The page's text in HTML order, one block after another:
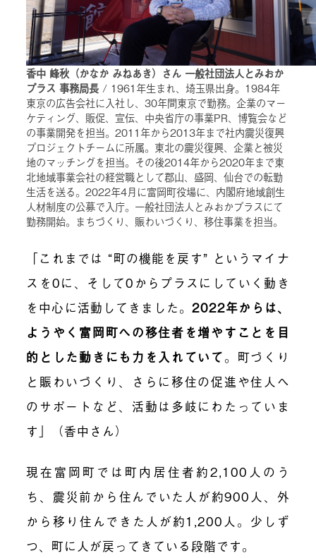
香中 峰秋（かなか みねあき）さん 一般社団法人とみおか
プラス 事務局長 / 1961年生まれ、埼玉県出身。1984年
東京の広告会社に入社し、30年間東京で勤務。企業のマー
ケティング、販促、宣伝、中央省庁の事業PR、博覧会など
の事業開発を担当。2011年から2013年まで社内震災復興
プロジェクトチームに所属。東北の震災復興、企業と被災
地のマッチングを担当。その後2014年から2020年まで東
北地域事業会社の経営職として郡山、盛岡、仙台での転勤
生活を送る。2022年4月に富岡町役場に、内閣府地域創生
人材制度の公募で入庁。一般社団法人とみおかプラスにて
勤務開始。まちづくり、賑わいづくり、移住事業を担当。
「これまでは “町の機能を戻す” というマイナ
スを0に、そして0からプラスにしていく動き
を中心に活動してきました。2022年からは、
ようやく富岡町への移住者を増やすことを目
的とした動きにも力を入れていて。町づくり
と賑わいづくり、さらに移住の促進や住人へ
のサポートなど、活動は多岐にわたっていま
す」（香中さん）
現在富岡町では町内居住者約2,100人のう
ち、震災前から住んでいた人が約900人、外
から移り住んできた人が約1,200人。少しず
つ、町に人が戻ってきている段階です。